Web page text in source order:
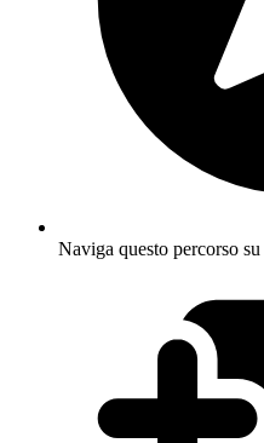
Naviga questo percorso su